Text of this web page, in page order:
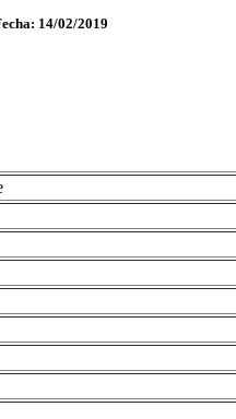
14/02/2019